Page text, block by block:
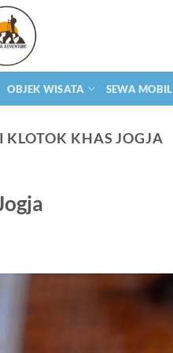
OBJEK WISATA SEWA MOBIL
KLOTOK KHAS JOGJA